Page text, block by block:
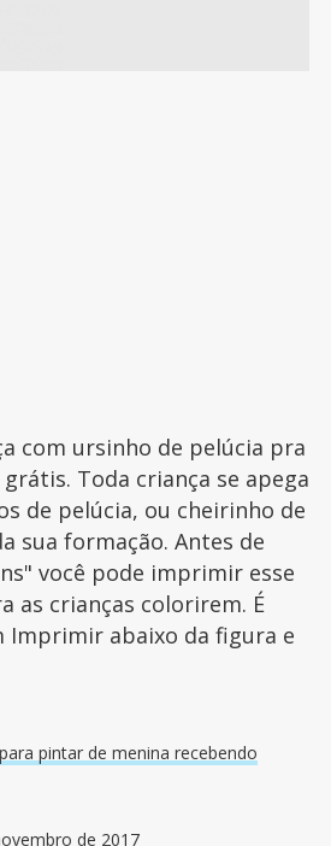
com ursinho de pelúcia pra
Toda criança se apega
de pelúcia, ou cheirinho de
sua formação. Antes de
você pode imprimir esse
as crianças colorirem. É
Imprimir abaixo da figura e
pintar de menina recebendo
de 2017